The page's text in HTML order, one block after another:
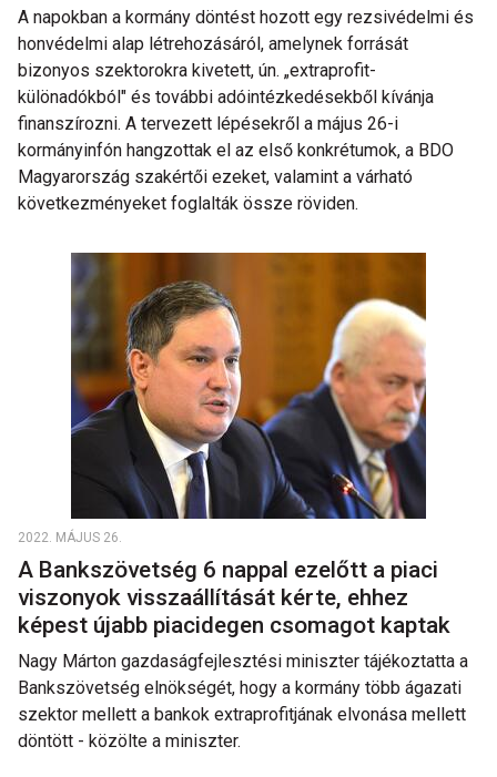
A napokban a kormány döntést hozott egy rezsivédelmi és
honvédelmi alap létrehozásáról, amelynek forrását
bizonyos szektorokra kivetett, ún. „extraprofit-
különadókból" és további adóintézkedésekből kívánja
finanszírozni. A tervezett lépésekről a május 26-i
kormányinfón hangzottak el az első konkrétumok, a BDO
Magyarország szakértői ezeket, valamint a várható
következményeket foglalták össze röviden.
2022. MÁJUS 26.
A Bankszövetség 6 nappal ezelőtt a piaci
viszonyok visszaállítását kérte, ehhez
képest újabb piacidegen csomagot kaptak
Nagy Márton gazdaságfejlesztési miniszter tájékoztatta a
Bankszövetség elnökségét, hogy a kormány több ágazati
szektor mellett a bankok extraprofitjának elvonása mellett
döntött - közölte a miniszter.